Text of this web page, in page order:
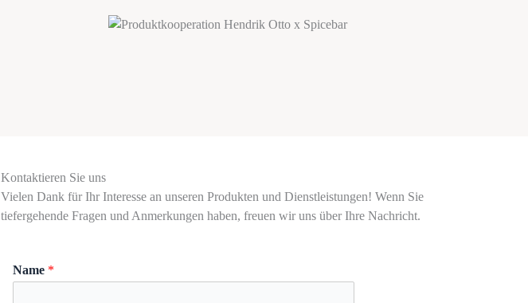
Kontaktieren Sie uns
Vielen Dank für Ihr Interesse an unseren Produkten und Dienstleistungen! Wenn Sie
tiefergehende Fragen und Anmerkungen haben, freuen wir uns über Ihre Nachricht.
Name *